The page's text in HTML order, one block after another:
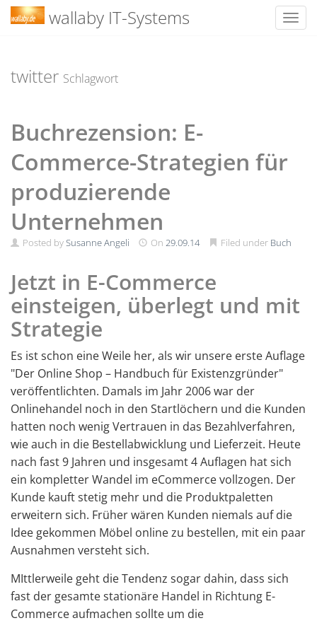
content
wallaby IT-Systems
twitter Schlagwort
Buchrezension: E-
Commerce-Strategien für
produzierende
Unternehmen
Posted bySusanne Angeli On 29.09.14 Filed under Buch
Jetzt in E-Commerce
einsteigen, überlegt und mit
Strategie
Es ist schon eine Weile her, als wir unsere erste Auflage
"Der Online Shop – Handbuch für Existenzgründer"
veröffentlichten. Damals im Jahr 2006 war der
Onlinehandel noch in den Startlöchern und die Kunden
hatten noch wenig Vertrauen in das Bezahlverfahren,
wie auch in die Bestellabwicklung und Lieferzeit. Heute
nach fast 9 Jahren und insgesamt 4 Auflagen hat sich
ein kompletter Wandel im eCommerce vollzogen. Der
Kunde kauft stetig mehr und die Produktpaletten
erweitern sich. Früher wären Kunden niemals auf die
Idee gekommen Möbel online zu bestellen, mit ein paar
Ausnahmen versteht sich.
MIttlerweile geht die Tendenz sogar dahin, dass sich
fast der gesamte stationäre Handel in Richtung E-
Commerce aufmachen sollte um die